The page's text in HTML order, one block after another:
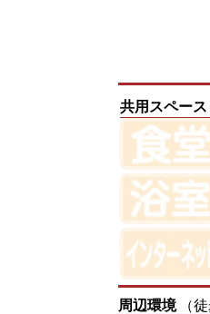
共用スペー
周辺環境 （